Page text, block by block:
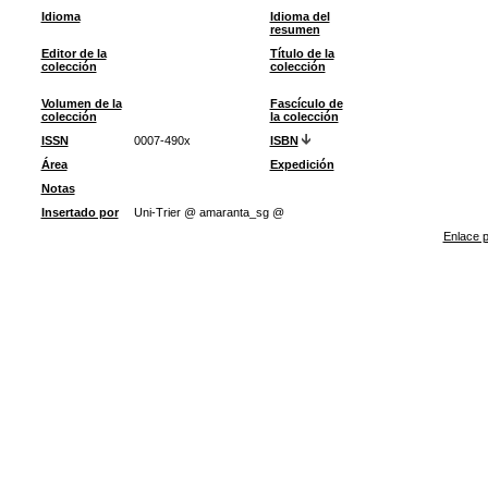
Idioma
Idioma del
resumen
Editor de la
colección
Título de la
colección
Volumen de la
colección
Fascículo de
la colección
ISSN
0007-490x
ISBN
Área
Expedición
Notas
Insertado por
Uni-Trier @ amaranta_sg @
Enlace